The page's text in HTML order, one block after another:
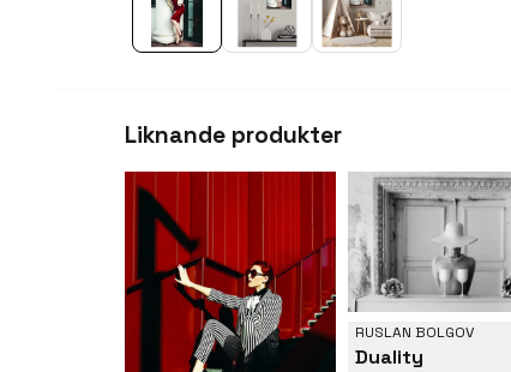
Liknande produkter
RUSLAN BOLGOV
Duality